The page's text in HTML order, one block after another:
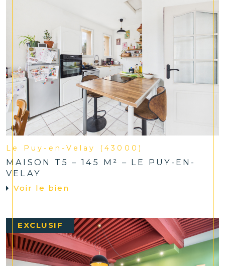
Le Puy-en-Velay (43000)
MAISON T5 – 145 M² – LE PUY-EN-
VELAY
Voir le bien
EXCLUSIF